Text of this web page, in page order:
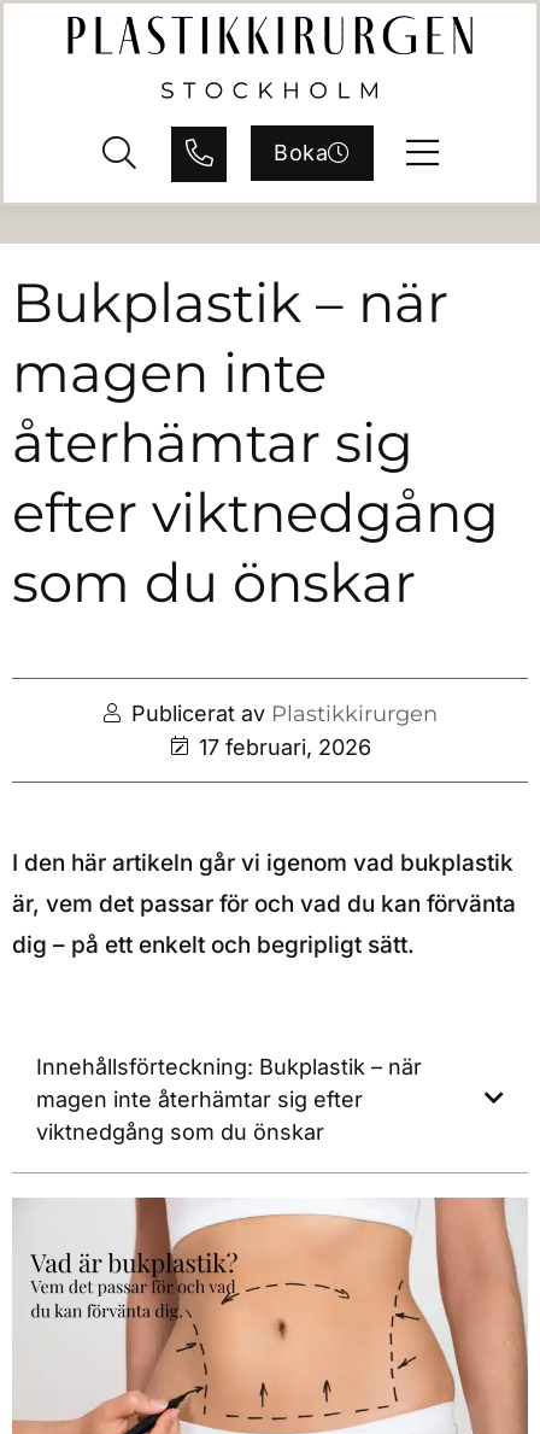
Boka
Bukplastik – när
magen inte
återhämtar sig
efter viktnedgång
som du önskar
Publicerat av Plastikkirurgen
17 februari, 2026
I den här artikeln går vi igenom vad bukplastik
är, vem det passar för och vad du kan förvänta
dig – på ett enkelt och begripligt sätt.
Innehållsförteckning: Bukplastik – när
magen inte återhämtar sig efter
viktnedgång som du önskar